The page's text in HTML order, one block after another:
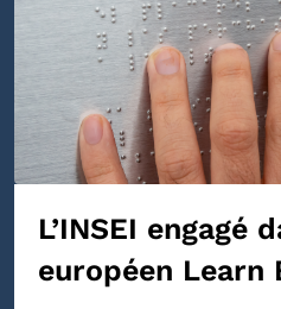
L’INSEI engagé
européen Learn